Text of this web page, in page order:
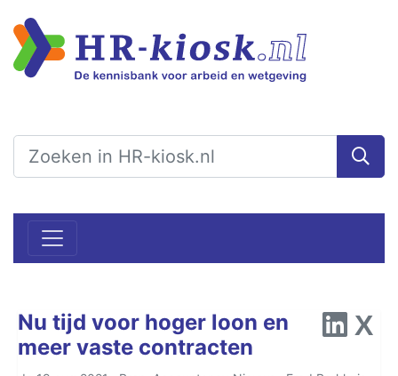
Nu tijd voor hoger loon en
meer vaste contracten